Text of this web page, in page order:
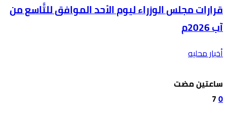
قرارات مجلس الوزراء ليوم الأحد الموافق للتَّاسع من
آب 2026م
أخبار محليه
‫‫‫‏‫ساعتين مضت‬
0
7